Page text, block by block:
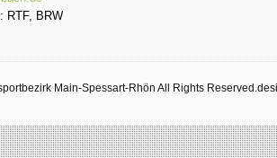
RTF, BRW
Main-Spessart-Rhön All Rights Reserved.